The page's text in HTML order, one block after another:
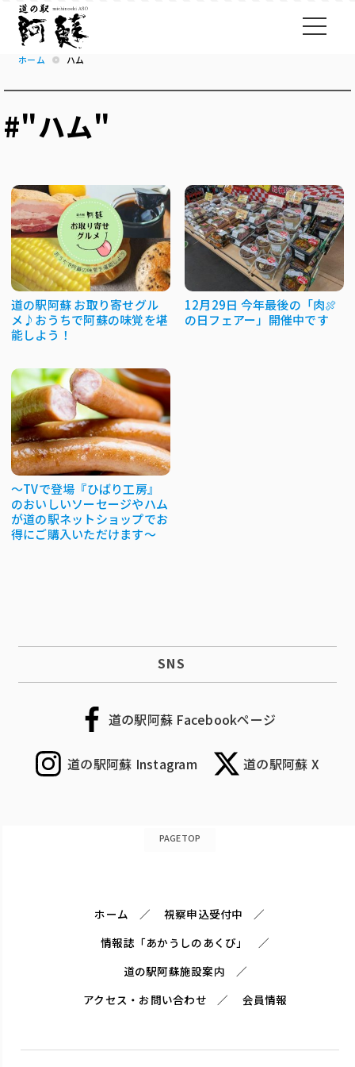
ホーム ハム
#"ハム"
道の駅阿蘇 お取り寄せグル
メ♪おうちで阿蘇の味覚を堪
能しよう！
12月29日 今年最後の「肉🍖
の日フェアー」開催中です
～TVで登場『ひばり工房』
のおいしいソーセージやハム
が道の駅ネットショップでお
得にご購入いただけます～
SNS
道の駅阿蘇 Facebookページ
道の駅阿蘇 Instagram 道の駅阿蘇 X
PAGETOP
ホーム
視察申込受付中
情報誌「あかうしのあくび」
道の駅阿蘇施設案内
アクセス・お問い合わせ
会員情報